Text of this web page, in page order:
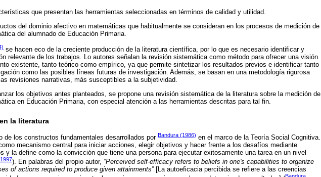
que presentan las herramientas seleccionadas en términos de calidad y utilidad.
del dominio afectivo en matemáticas que habitualmente se consideran en los procesos de medición de
del alumnado de Educación Primaria.
se hacen eco de la creciente producción de la literatura científica, por lo que es necesario identificar y
relevante de los trabajos. Lo autores señalan la revisión sistemática como método para ofrecer una visión
existente, tanto teórico como empírico, ya que permite sintetizar los resultados previos e identificar tanto
como las posibles líneas futuras de investigación. Además, se basan en una metodología rigurosa
revisiones narrativas, más susceptibles a la subjetividad.
los objetivos antes planteados, se propone una revisión sistemática de la literatura sobre la medición de
en Educación Primaria, con especial atención a las herramientas descritas para tal fin.
la literatura
de los constructos fundamentales desarrollados por Bandura (1986) en el marco de la Teoría Social Cognitiva.
mecanismo central para iniciar acciones, elegir objetivos y hacer frente a los desafíos mediante
y la define como la convicción que tiene una persona para ejecutar exitosamente una tarea en un nivel
). En palabras del propio autor, “Perceived self-efficacy refers to beliefs in one's capabilities to organize
of actions required to produce given attainments”[La autoeficacia percibida se refiere a las creencias